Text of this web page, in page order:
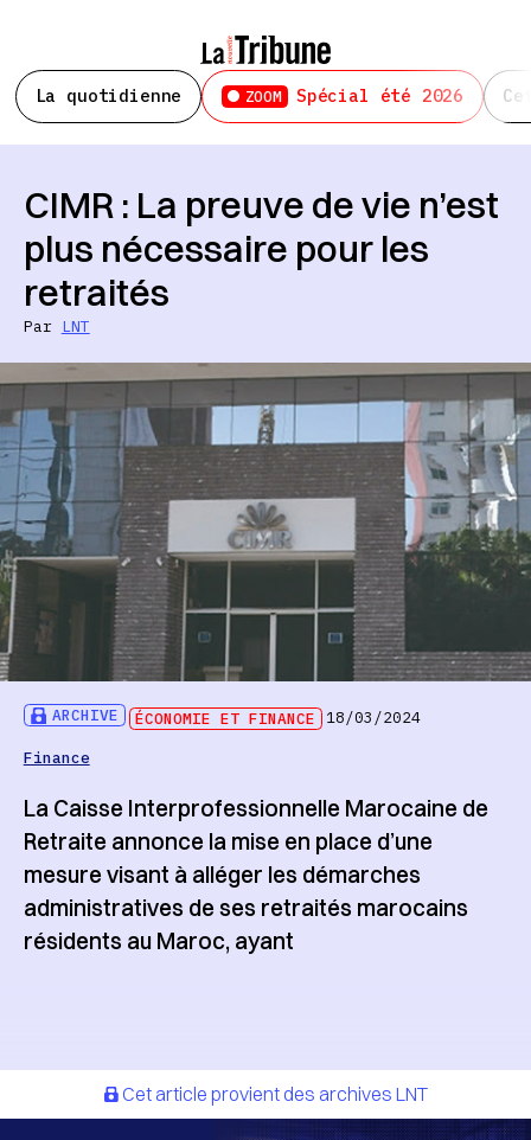
La quotidienne ZOOM Spécial été 2026
ARCHIVE ÉCONOMIE ET FINANCE
18/03/2024
Finance
CIMR : La preuve de vie n’est
plus nécessaire pour les
retraités
Par LNT
La Caisse Interprofessionnelle Marocaine de
Retraite annonce la mise en place d’une
mesure visant à alléger les démarches
administratives de ses retraités marocains
résidents au Maroc, ayant
Cet article provient des archives LNT